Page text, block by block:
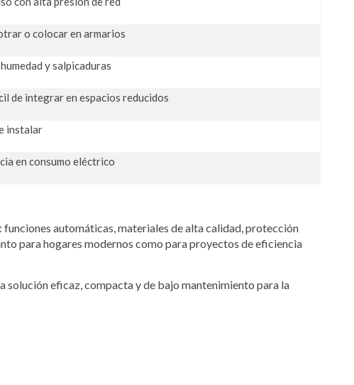
o colocar en armarios
y salpicaduras
de integrar en espacios reducidos
instalar
en consumo eléctrico
automáticas, materiales de alta calidad, protección
para hogares modernos como para proyectos de eficiencia
solución eficaz, compacta y de bajo mantenimiento para la